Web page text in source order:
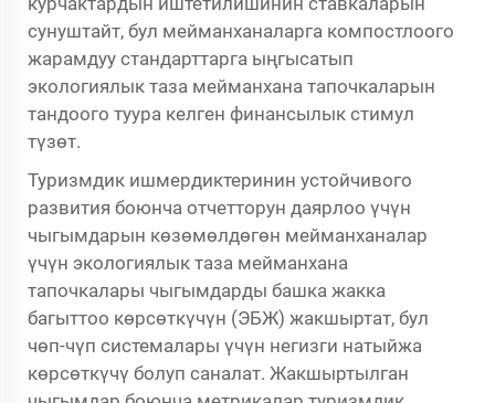
сунуштайт, бул мейманханаларга компостлоого
жарамдуу стандарттарга ыңгысатып
экологиялык таза мейманхана тапочкаларын
тандоого туура келген финансылык стимул
түзөт.
Туризмдик ишмердиктеринин устойчивого
развития боюнча отчетторун даярлоо үчүн
чыгымдарын көзөмөлдөгөн мейманханалар
үчүн экологиялык таза мейманхана
тапочкалары чыгымдарды башка жакка
багыттоо көрсөткүчүн (ЭБЖ) жакшыртат, бул
чөп-чүп системалары үчүн негизги натыйжа
көрсөткүчү болуп саналат. Жакшыртылган